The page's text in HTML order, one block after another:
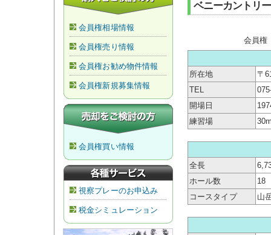
会員権相場情報
会員権売り情報
会員権お勧め物件情報
会員権新規募集情報
会員権買い情報
視察プレーのお申込み
税金シミュレーション
ベニーカントリ
会員権
所在地
〒
TEL
開場日
練習場
全長
ホール数
18
コースタイプ
山